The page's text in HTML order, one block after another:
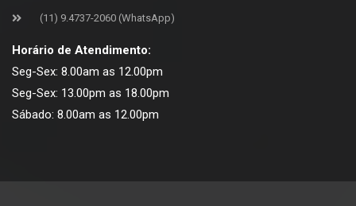
(11) 9.4737-2060 (WhatsApp)
Horário de Atendimento:
Seg-Sex: 8.00am as 12.00pm
Seg-Sex: 13.00pm as 18.00pm
Sábado: 8.00am as 12.00pm